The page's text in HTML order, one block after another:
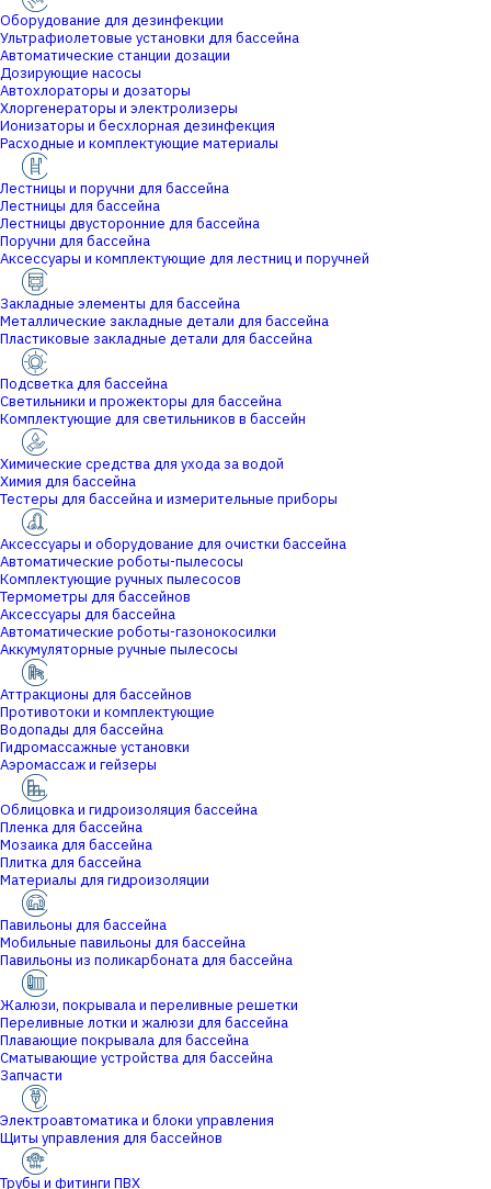
Оборудование для дезинфекции
Ультрафиолетовые установки для бассейна
Автоматические станции дозации
Дозирующие насосы
Автохлораторы и дозаторы
Хлоргенераторы и электролизеры
Ионизаторы и бесхлорная дезинфекция
Расходные и комплектующие материалы
Лестницы и поручни для бассейна
Лестницы для бассейна
Лестницы двусторонние для бассейна
Поручни для бассейна
Аксессуары и комплектующие для лестниц и поручней
Закладные элементы для бассейна
Металлические закладные детали для бассейна
Пластиковые закладные детали для бассейна
Подсветка для бассейна
Светильники и прожекторы для бассейна
Комплектующие для светильников в бассейн
Химические средства для ухода за водой
Химия для бассейна
Тестеры для бассейна и измерительные приборы
Аксессуары и оборудование для очистки бассейна
Автоматические роботы-пылесосы
Комплектующие ручных пылесосов
Термометры для бассейнов
Аксессуары для бассейна
Автоматические роботы-газонокосилки
Аккумуляторные ручные пылесосы
Аттракционы для бассейнов
Противотоки и комплектующие
Водопады для бассейна
Гидромассажные установки
Аэромассаж и гейзеры
Облицовка и гидроизоляция бассейна
Пленка для бассейна
Мозаика для бассейна
Плитка для бассейна
Материалы для гидроизоляции
Павильоны для бассейна
Мобильные павильоны для бассейна
Павильоны из поликарбоната для бассейна
Жалюзи, покрывала и переливные решетки
Переливные лотки и жалюзи для бассейна
Плавающие покрывала для бассейна
Сматывающие устройства для бассейна
Запчасти
Электроавтоматика и блоки управления
Щиты управления для бассейнов
Трубы и фитинги ПВХ